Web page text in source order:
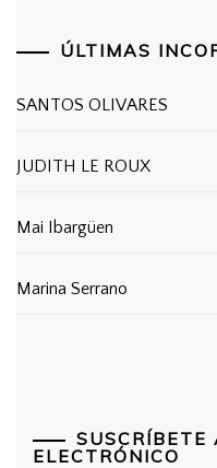
ÚLTIMAS
SANTOS OLIVARES
JUDITH LE ROUX
Mai Ibargüen
Marina Serrano
SUSCRÍBETE
ELECTRÓNICO